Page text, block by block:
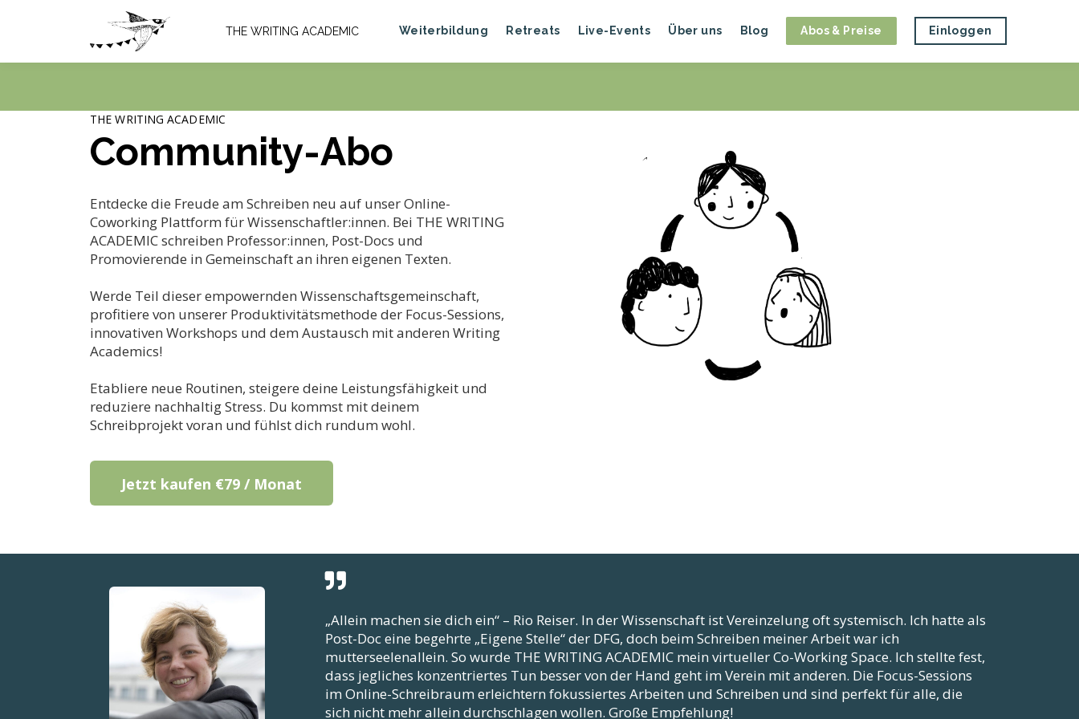
THE WRITING ACADEMIC Weiterbildung Retreats Live-Events Über uns Blog Abos & Preise Einloggen
THE WRITING ACADEMIC
Community-Abo
Entdecke die Freude am Schreiben neu auf unser Online-
Coworking Plattform für Wissenschaftler:innen. Bei THE WRITING
ACADEMIC schreiben Professor:innen, Post-Docs und
Promovierende in Gemeinschaft an ihren eigenen Texten.
Werde Teil dieser empowernden Wissenschaftsgemeinschaft,
profitiere von unserer Produktivitätsmethode der Focus-Sessions,
innovativen Workshops und dem Austausch mit anderen Writing
Academics!
Etabliere neue Routinen, steigere deine Leistungsfähigkeit und
reduziere nachhaltig Stress. Du kommst mit deinem
Schreibprojekt voran und fühlst dich rundum wohl.
Jetzt kaufen €79 / Monat
„Allein machen sie dich ein“ – Rio Reiser. In der Wissenschaft ist Vereinzelung oft systemisch. Ich hatte als
Post-Doc eine begehrte „Eigene Stelle“ der DFG, doch beim Schreiben meiner Arbeit war ich
mutterseelenallein. So wurde THE WRITING ACADEMIC mein virtueller Co-Working Space. Ich stellte fest,
dass jegliches konzentriertes Tun besser von der Hand geht im Verein mit anderen. Die Focus-Sessions
im Online-Schreibraum erleichtern fokussiertes Arbeiten und Schreiben und sind perfekt für alle, die
sich nicht mehr allein durchschlagen wollen. Große Empfehlung!